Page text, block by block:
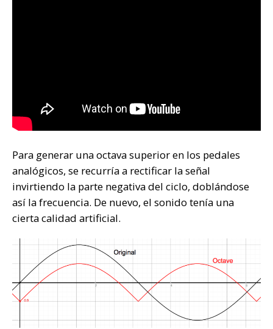
Para generar una octava superior en los pedales
analógicos, se recurría a rectificar la señal
invirtiendo la parte negativa del ciclo, doblándose
así la frecuencia. De nuevo, el sonido tenía una
cierta calidad artificial.